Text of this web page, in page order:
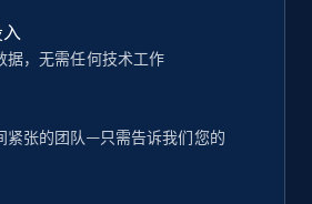
据，无需任何技术工作
紧张的团队—只需告诉我们您的